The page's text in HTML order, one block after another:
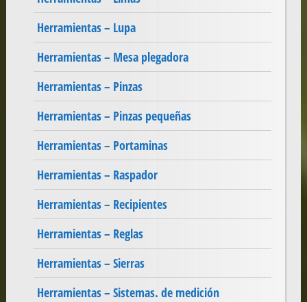
Herramientas – Lupa
Herramientas – Mesa plegadora
Herramientas – Pinzas
Herramientas – Pinzas pequeñas
Herramientas – Portaminas
Herramientas – Raspador
Herramientas – Recipientes
Herramientas – Reglas
Herramientas – Sierras
Herramientas – Sistemas. de medición